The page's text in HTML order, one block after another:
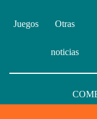
Juegos Otras
noticias